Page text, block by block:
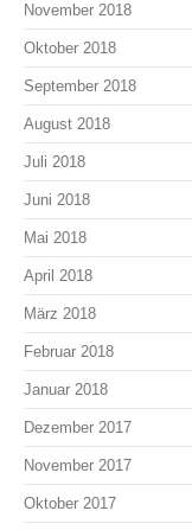
November 2018
Oktober 2018
September 2018
August 2018
Juli 2018
Juni 2018
Mai 2018
April 2018
März 2018
Februar 2018
Januar 2018
Dezember 2017
November 2017
Oktober 2017